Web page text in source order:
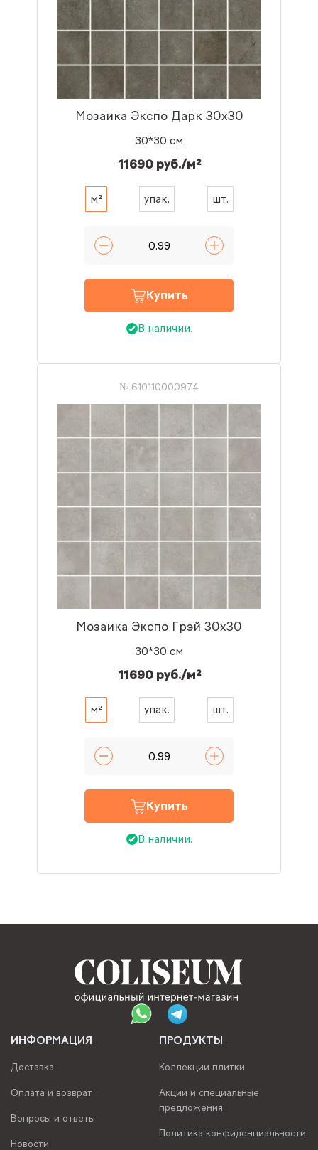
Мозаика Экспо Дарк 30x30
30*30 см
11690 руб./м²
м² упак. шт.
Купить
В наличии.
№ 610110000974
Мозаика Экспо Грэй 30x30
30*30 см
11690 руб./м²
м² упак. шт.
Купить
В наличии.
ИНФОРМАЦИЯ
Доставка
Оплата и возврат
Вопросы и ответы
Новости
ПРОДУКТЫ
Коллекции плитки
Акции и специальные
предложения
Политика конфиденциальности